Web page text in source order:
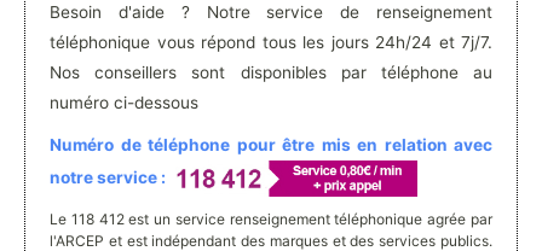
Besoin d'aide ? Notre service de renseignement
téléphonique vous répond tous les jours 24h/24 et 7j/7.
Nos conseillers sont disponibles par téléphone au
numéro ci-dessous
Numéro de téléphone pour être mis en relation avec
notre service :
Le 118 412 est un service renseignement téléphonique agrée par
l'ARCEP et est indépendant des marques et des services publics.